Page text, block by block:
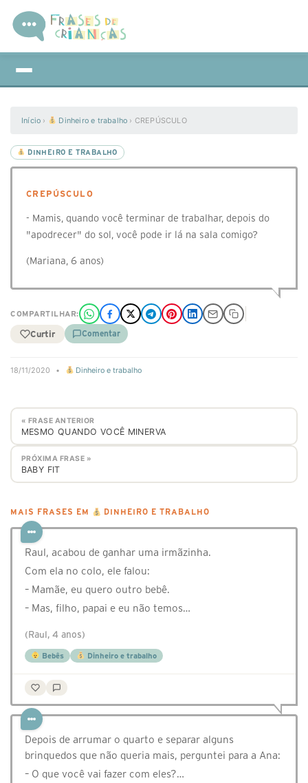
Início › Dinheiro e trabalho › CREPÚSCULO
DINHEIRO E TRABALHO
CREPÚSCULO
- Mamis, quando você terminar de trabalhar, depois do
"apodrecer" do sol, você pode ir lá na sala comigo?
(Mariana, 6 anos)
COMPARTILHAR:
Curtir Comentar
18/11/2020 • Dinheiro e trabalho
« FRASE ANTERIOR
MESMO QUANDO VOCÊ MINERVA
PRÓXIMA FRASE »
BABY FIT
MAIS FRASES EM DINHEIRO E TRABALHO
Raul, acabou de ganhar uma irmãzinha.
Com ela no colo, ele falou:
– Mamãe, eu quero outro bebê.
– Mas, filho, papai e eu não temos…
(Raul, 4 anos)
Bebês Dinheiro e trabalho
Depois de arrumar o quarto e separar alguns
brinquedos que não queria mais, perguntei para a Ana:
– O que você vai fazer com eles?…